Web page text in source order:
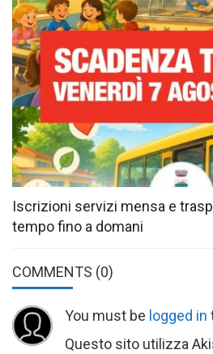
Iscrizioni servizi mensa e
tempo fino a domani
COMMENTS (0)
You must be logged in
Questo sito utilizza